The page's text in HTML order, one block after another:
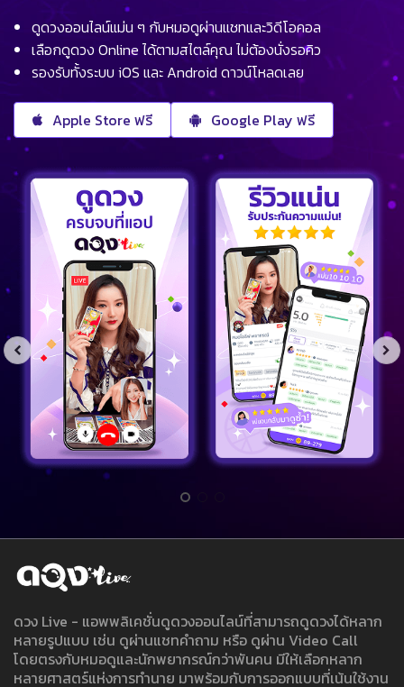
ดูดวงออนไลน์แม่น ๆ กับหมอดูผ่านแชทและวิดีโอคอล
เลือกดูดวง Online ได้ตามสไตล์คุณ ไม่ต้องนั่งรอคิว
รองรับทั้งระบบ iOS และ Android ดาวน์โหลดเลย
Apple Store ฟรี Google Play ฟรี
ดวง Live - แอพพลิเคชั่นดูดวงออนไลน์ที่สามารถดูดวงได้หลาก
หลายรูปแบบ เช่น ดูผ่านแชทคำถาม หรือ ดูผ่าน Video Call
โดยตรงกับหมอดูและนักพยากรณ์กว่าพันคน มีให้เลือกหลาก
หลายศาสตร์แห่งการทำนาย มาพร้อมกับการออกแบบที่เน้นใช้งาน